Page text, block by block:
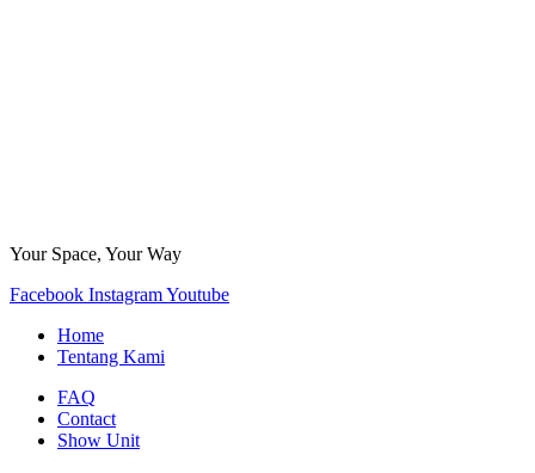
Your Space, Your Way
Facebook InstagramYoutube
Home
Tentang Kami
FAQ
Contact
Show Unit